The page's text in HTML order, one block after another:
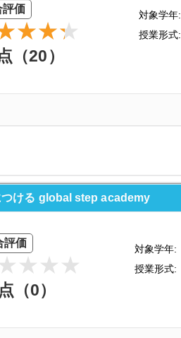
評価
（20）
対象学年:
授業形式:
つける global step academy
評価
（0）
対象学年:
授業形式: